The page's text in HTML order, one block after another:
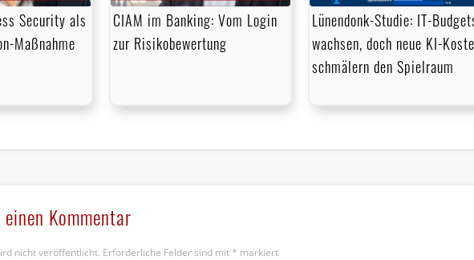
Security als
Maßnahme
CIAM im Banking: Vom Login
zur Risikobewertung
Lünendonk-Studie: IT-
wachsen, doch neue KI-
schmälern den Spielraum
Kommentar
nicht veröffentlicht. Erforderliche Felder sind mit * markiert